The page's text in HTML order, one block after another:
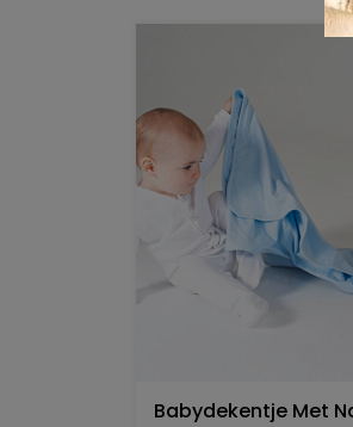
Babydekentje Met